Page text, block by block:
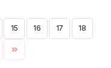
15 16 17 18